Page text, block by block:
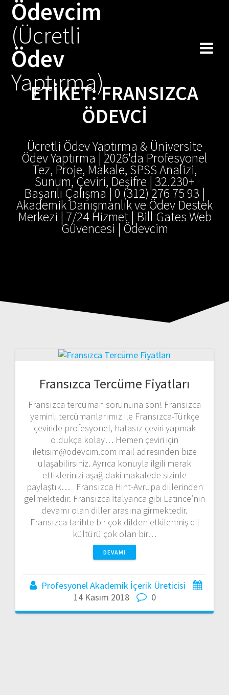
Ödevcim
(Ücretli
Ödev
Yaptırma)
ETIKET:FRANSIZCA
ÖDEVCI
Ücretli Ödev Yaptırma & Üniversite
Ödev Yaptırma | 2026'da Profesyonel
Tez, Proje, Makale, SPSS Analizi,
Sunum, Çeviri, Deşifre | 32.230+
Başarılı Çalışma | 0 (312) 276 75 93 |
Akademik Danışmanlık ve Ödev Destek
Merkezi | 7/24 Hizmet | Bill Gates Web
Güvencesi | Ödevcim
Fransızca Tercüme Fiyatları
Fransızca tercüman sorununa son! Fransızca
yeminli tercümanlarımız ile Fransızca-Türkçe
çeviride profesyonel, hatasız çeviri yapmak
oldukça kolay… Hemen çeviri için
iletisim@odevcim.com mail adresinden bize
ulaşabilirsiniz. Ayrıca konuyla ilgili merak
ettiklerinizi aşağıdaki makalede sizinle
paylaştık… Fransızca Hint-Avrupa dillerinden
gelmektedir. Fransızca İtalyanca gibi Latince’nin
devamı olan diller arasına girmektedir.
Fransızca tarihte bir çok dilden etkilenmiş dil
kültürü çok olan bir…
DEVAMI
Profesyonel Akademik İçerik Üreticisi
14 Kasım 2018
0